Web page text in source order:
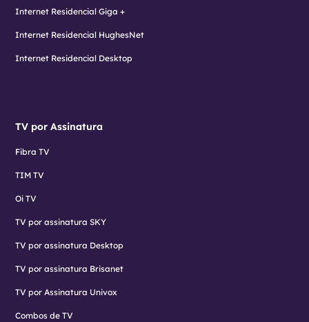
Internet Residencial Giga +
Internet Residencial HughesNet
Internet Residencial Desktop
TV por Assinatura
Fibra TV
TIM TV
Oi TV
TV por assinatura SKY
TV por assinatura Desktop
TV por assinatura Brisanet
TV por Assinatura Univox
Combos de TV